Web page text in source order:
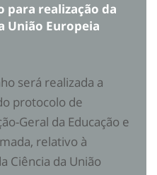
para realização da
União Europeia
será realizada a
protocolo de
Geral da Educação e
relativo à
Ciência da União